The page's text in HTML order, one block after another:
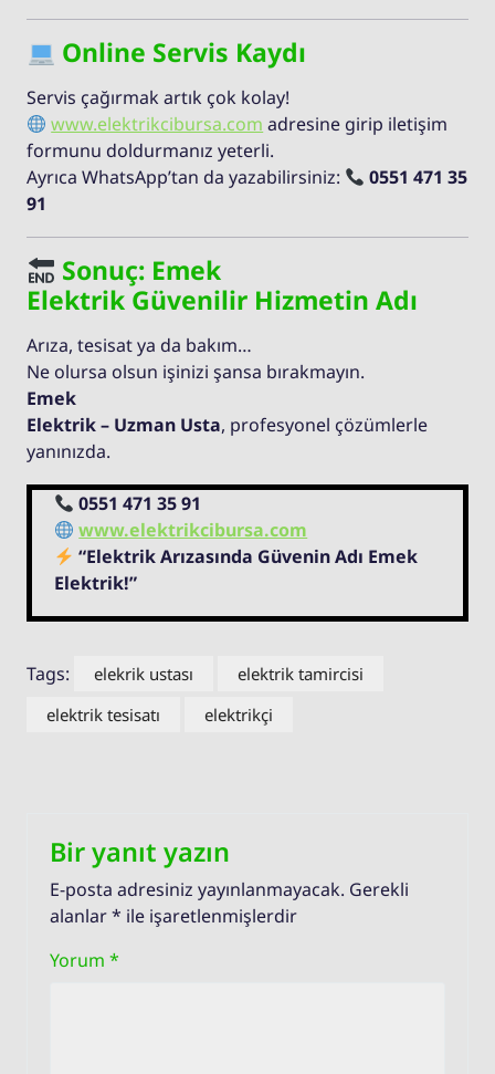
Online Servis Kaydı
Servis çağırmak artık çok kolay!
www.elektrikcibursa.com adresine girip iletişim
formunu doldurmanız yeterli.
Ayrıca WhatsApp’tan da yazabilirsiniz:
0551 471 35
91
Sonuç: Emek
Elektrik Güvenilir Hizmetin Adı
Arıza, tesisat ya da bakım…
Ne olursa olsun işinizi şansa bırakmayın.
Emek
Elektrik – Uzman Usta, profesyonel çözümlerle
yanınızda.
0551 471 35 91
www.elektrikcibursa.com
“Elektrik Arızasında Güvenin Adı Emek
Elektrik!”
Tags: elekrik ustası
elektrik tamircisi
elektrik tesisatı
elektrikçi
Bir yanıt yazın
E-posta adresiniz yayınlanmayacak. Gerekli
alanlar* ile işaretlenmişlerdir
Yorum *